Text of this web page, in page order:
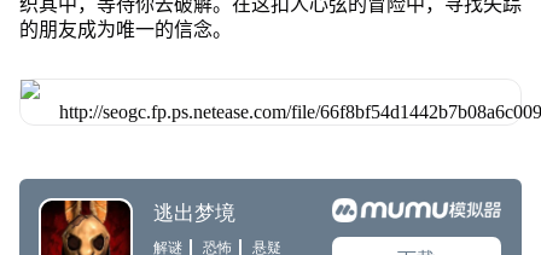
织其中，等待你去破解。在这扣人心弦的冒险中，寻找失踪
的朋友成为唯一的信念。